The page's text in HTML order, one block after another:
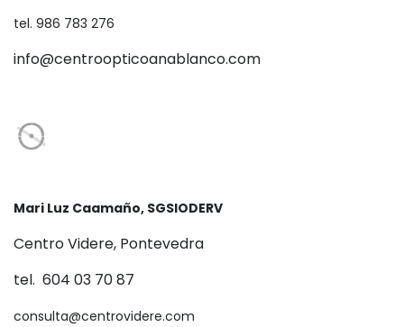
tel. 986 783 276
info@centroopticoanablanco.com
Mari Luz Caamaño, SGSIODERV
Centro Videre, Pontevedra
tel. 604 03 70 87
consulta@centrovidere.com